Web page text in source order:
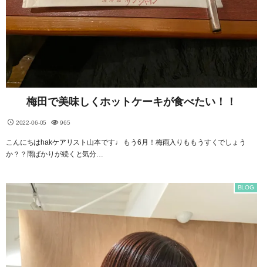
梅田で美味しくホットケーキが食べたい！！
2022-06-05 965
こんにちはhakケアリスト山本です♩ もう6月！梅雨入りももうすくでしょう
か？？雨ばかりが続くと気分…
BLOG